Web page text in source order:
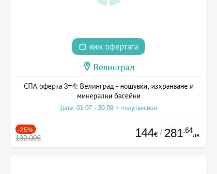
виж офертата
Велинград
СПА оферта 3=4: Велинград - нощувки, изхранване и
минерални басейни
Дата: 01.07 - 30.09 + полупансион
-25%
192.00€ 144€ / 281.64
лв.